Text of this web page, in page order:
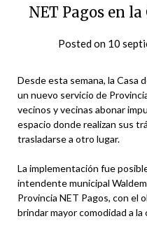
NET Pagos en
Posted on 10
Desde esta semana, la Casa
un nuevo servicio de
vecinos y vecinas abonar
espacio donde realizan sus
trasladarse a otro lugar.
La implementación fue
intendente municipal
Provincia NET Pagos, con el
brindar mayor comodidad a la